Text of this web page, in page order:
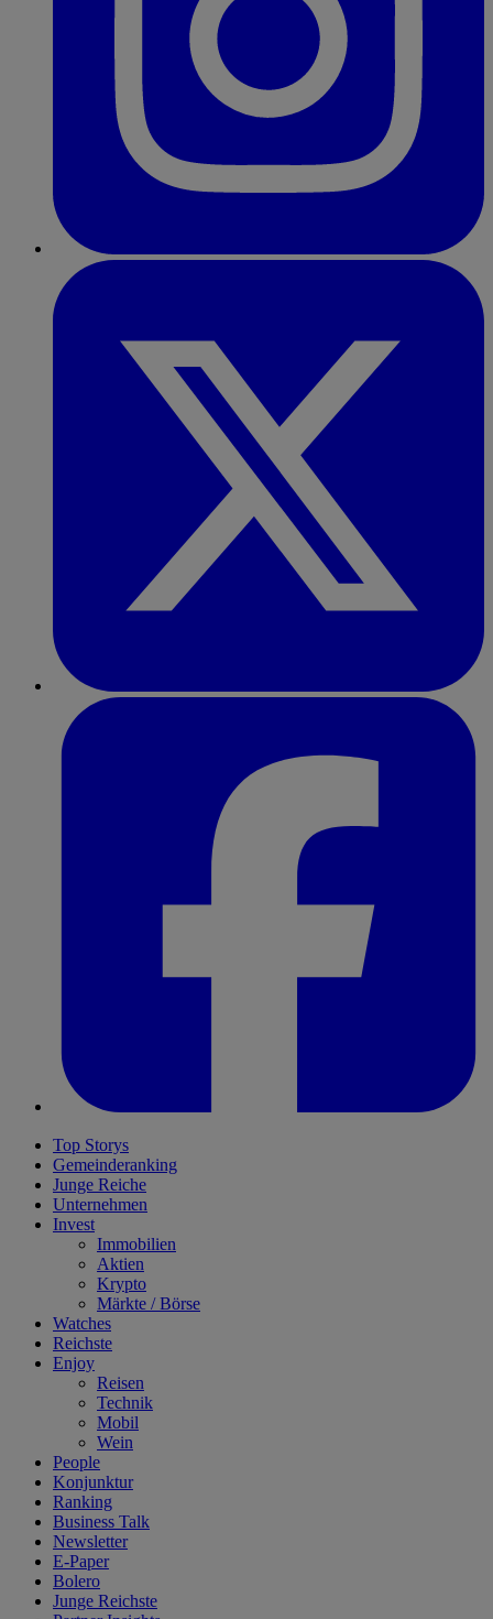
Top Storys
Gemeinderanking
Junge Reiche
Unternehmen
Invest
Immobilien
Aktien
Krypto
Märkte / Börse
Watches
Reichste
Enjoy
Reisen
Technik
Mobil
Wein
People
Konjunktur
Ranking
Business Talk
Newsletter
E-Paper
Bolero
Junge Reichste